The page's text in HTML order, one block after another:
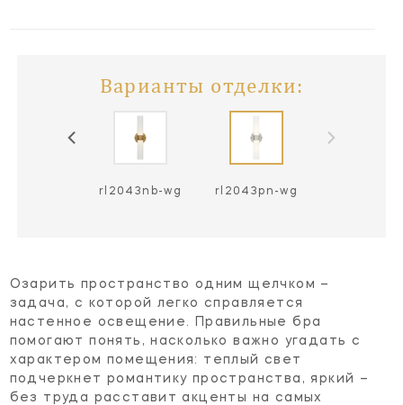
Варианты отделки:
rl2043nb-wg rl2043pn-wg
Озарить пространство одним щелчком –
задача, с которой легко справляется
настенное освещение. Правильные бра
помогают понять, насколько важно угадать с
характером помещения: теплый свет
подчеркнет романтику пространства, яркий –
без труда расставит акценты на самых